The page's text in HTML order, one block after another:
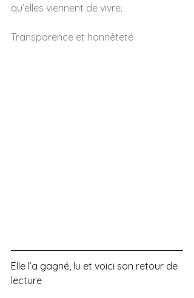
qu’elles viennent de vivre.
Transparence et honnêteté
Elle l’a gagné, lu et voici son retour de
lecture